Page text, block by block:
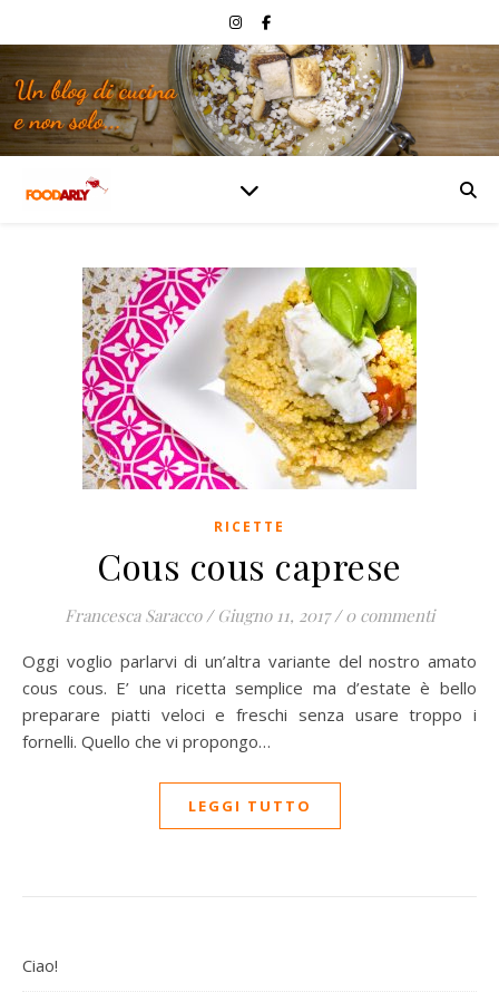
RICETTE
Cous cous caprese
Francesca Saracco / Giugno 11, 2017 / 0 commenti
Oggi voglio parlarvi di un’altra variante del nostro amato
cous cous. E’ una ricetta semplice ma d’estate è bello
preparare piatti veloci e freschi senza usare troppo i
fornelli. Quello che vi propongo…
LEGGI TUTTO
Ciao!